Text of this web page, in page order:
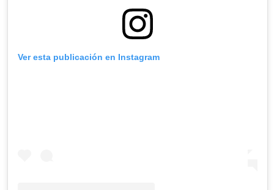
Ver esta publicación en Instagram